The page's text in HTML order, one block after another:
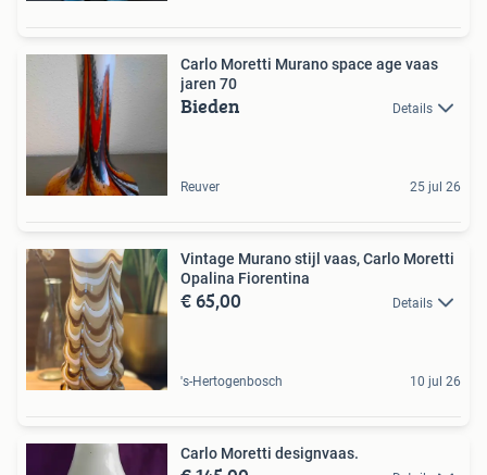
Carlo Moretti Murano space age vaas
jaren 70
Bieden Details
Reuver 25 jul 26
Vintage Murano stijl vaas, Carlo Moretti
Opalina Fiorentina
€ 65,00 Details
's-Hertogenbosch 10 jul 26
Carlo Moretti designvaas.